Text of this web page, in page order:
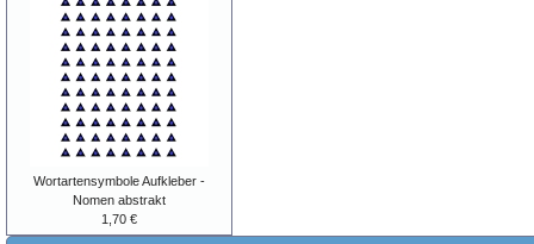
Wortartensymbole Aufkleber -
Nomen abstrakt
1,70 €